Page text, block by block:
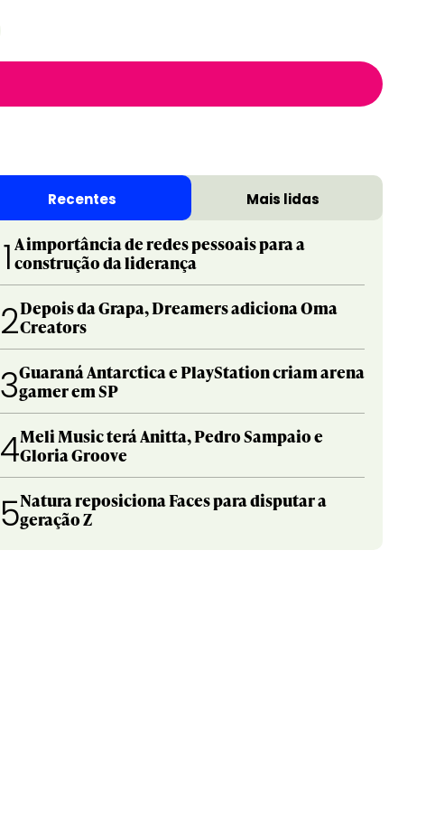
Recentes Mais lidas
1 A importância de redes pessoais para a
construção da liderança
2Depois da Grapa, Dreamers adiciona Oma
Creators
3Guaraná Antarctica e PlayStation criam arena
gamer em SP
4Meli Music terá Anitta, Pedro Sampaio e
Gloria Groove
5Natura reposiciona Faces para disputar a
geração Z